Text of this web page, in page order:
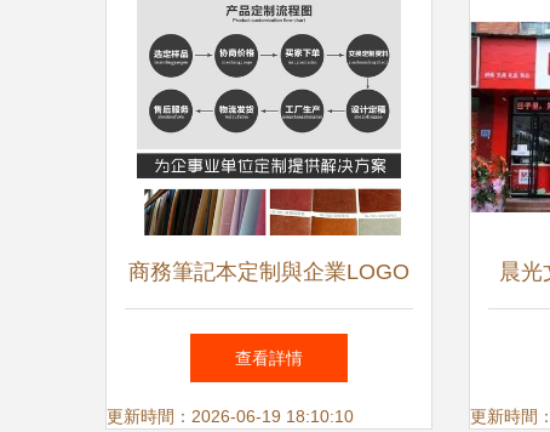
商務筆記本定制與企業LOGO
記事本 專業品質源于專精文
具用品廠家批發
查看詳情
更新時間：2026-06-19 18:10:10
晨光
更新時間